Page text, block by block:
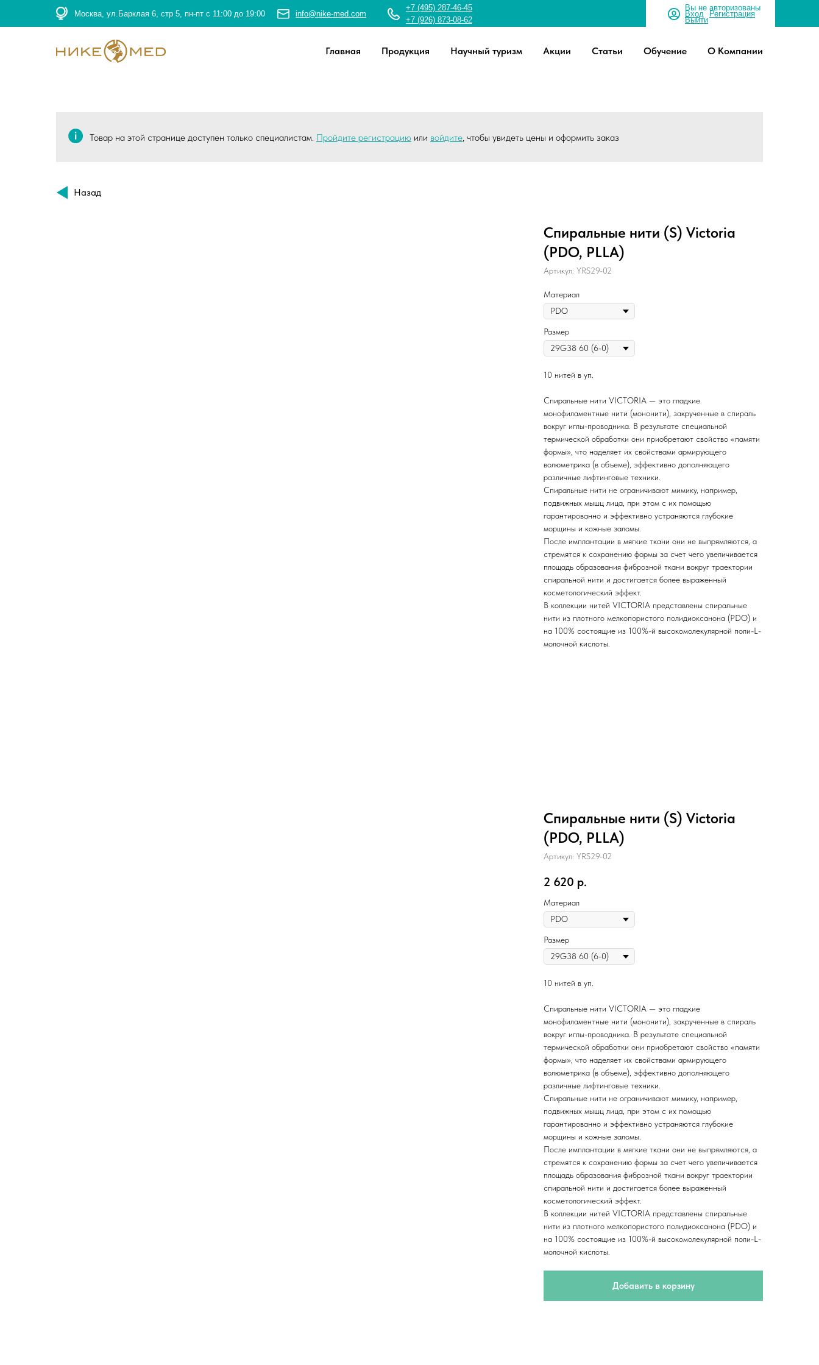
Выйти
Москва, ул.Барклая 6, стр 5, пн-пт с 11:00 до 19:00 info@nike-med.com
+7 (495) 287-46-45
+7 (926) 873-08-62
Вы не авторизованы
Вход Регистрация
Главная Продукция Научный туризм Акции Статьи Обучение О Компании
Товар на этой странице доступен только специалистам. Пройдите регистрацию или войдите, чтобы увидеть цены и оформить заказ
Назад
Спиральные нити (S) Victoria
(PDO, PLLA)
Артикул: YRS29-02
Материал
Размер
10 нитей в уп.
Спиральные нити VICTORIA — это гладкие
монофиламентные нити (мононити), закрученные в спираль
вокруг иглы-проводника. В результате специальной
термической обработки они приобретают свойство «памяти
формы», что наделяет их свойствами армирующего
волюметрика (в объеме), эффективно дополняющего
различные лифтинговые техники.
Спиральные нити не ограничивают мимику, например,
подвижных мышц лица, при этом c их помощью
гарантированно и эффективно устраняются глубокие
морщины и кожные заломы.
После имплантации в мягкие ткани они не выпрямляются, а
стремятся к сохранению формы за счет чего увеличивается
площадь образования фиброзной ткани вокруг траектории
спиральной нити и достигается более выраженный
косметологический эффект.
В коллекции нитей VICTORIA представлены спиральные
нити из плотного мелкопористого полидиоксанона (PDO) и
на 100% состоящие из 100%-й высокомолекулярной поли-L-
молочной кислоты.
Спиральные нити (S) Victoria
(PDO, PLLA)
Артикул: YRS29-02
2 620 р.
Материал
Размер
10 нитей в уп.
Спиральные нити VICTORIA — это гладкие
монофиламентные нити (мононити), закрученные в спираль
вокруг иглы-проводника. В результате специальной
термической обработки они приобретают свойство «памяти
формы», что наделяет их свойствами армирующего
волюметрика (в объеме), эффективно дополняющего
различные лифтинговые техники.
Спиральные нити не ограничивают мимику, например,
подвижных мышц лица, при этом c их помощью
гарантированно и эффективно устраняются глубокие
морщины и кожные заломы.
После имплантации в мягкие ткани они не выпрямляются, а
стремятся к сохранению формы за счет чего увеличивается
площадь образования фиброзной ткани вокруг траектории
спиральной нити и достигается более выраженный
косметологический эффект.
В коллекции нитей VICTORIA представлены спиральные
нити из плотного мелкопористого полидиоксанона (PDO) и
на 100% состоящие из 100%-й высокомолекулярной поли-L-
молочной кислоты.
Добавить в корзину